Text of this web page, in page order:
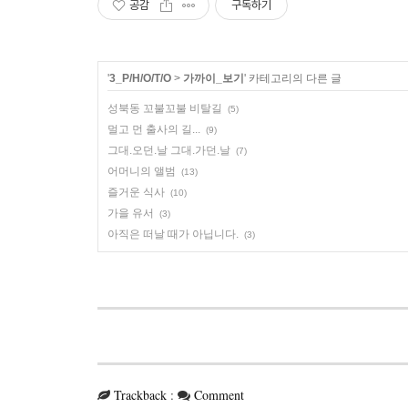
공감 구독하기
'3_P/H/O/T/O > 가까이_보기 ' 카테고리의 다른 글
성북동 꼬불꼬불 비탈길 (5)
멀고 먼 출사의 길... (9)
그대.오던.날 그대.가던.날 (7)
어머니의 앨범 (13)
즐거운 식사 (10)
가을 유서 (3)
아직은 떠날 때가 아닙니다. (3)
Trackback : Comment